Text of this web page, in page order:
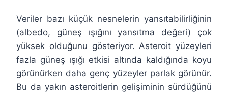
Veriler bazı küçük nesnelerin yansıtabilirliğinin
(albedo, güneş ışığını yansıtma değeri) çok
yüksek olduğunu gösteriyor. Asteroit yüzeyleri
fazla güneş ışığı etkisi altında kaldığında koyu
görünürken daha genç yüzeyler parlak görünür.
Bu da yakın asteroitlerin gelişiminin sürdüğünü